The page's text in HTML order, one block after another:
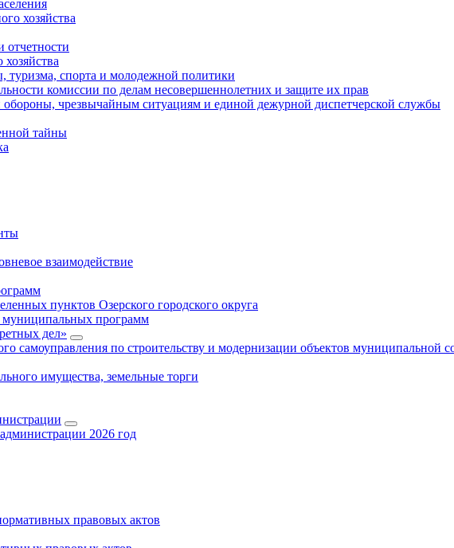
хозяйства
отчетности
туризма, спорта и молодежной политики
комиссии по делам несовершеннолетних и защите их прав
обороны, чрезвычайным ситуациям и единой дежурной диспетчерской службы
тайны
взаимодействие
пунктов Озерского городского округа
программ
дел»
самоуправления по строительству и модернизации объектов муниципальной
имущества, земельные торги
2026 год
правовых актов